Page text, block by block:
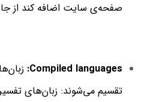
صفحه‌ی سایت اضافه کند از
Compiled languages:
تقسیم می‌شوند: زبان‌های